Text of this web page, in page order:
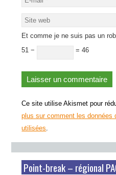
Et comme je ne suis pas un
51 −
= 46
Ce site utilise Akismet pour
plus sur comment les données
utilisées.
Point-break – régional